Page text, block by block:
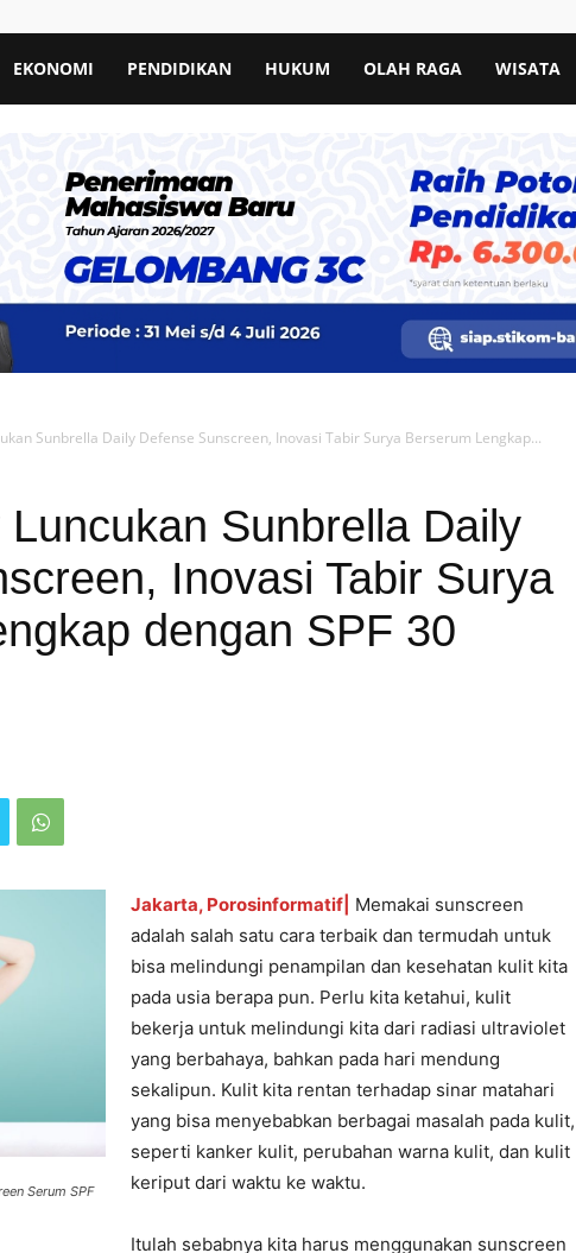
EKONOMI PENDIDIKAN HUKUM OLAH RAGA WISATA
Sunbrella Daily Defense Sunscreen, Inovasi Tabir Surya Berserum Lengkap...
Sunbrella Daily
Inovasi Tabir Surya
dengan SPF 30
Serum SPF
Jakarta, Porosinformatif| Memakai sunscreen
adalah salah satu cara terbaik dan termudah untuk
bisa melindungi penampilan dan kesehatan kulit kita
pada usia berapa pun. Perlu kita ketahui, kulit
bekerja untuk melindungi kita dari radiasi ultraviolet
yang berbahaya, bahkan pada hari mendung
sekalipun. Kulit kita rentan terhadap sinar matahari
yang bisa menyebabkan berbagai masalah pada kulit,
seperti kanker kulit, perubahan warna kulit, dan kulit
keriput dari waktu ke waktu.
Itulah sebabnya kita harus menggunakan sunscreen